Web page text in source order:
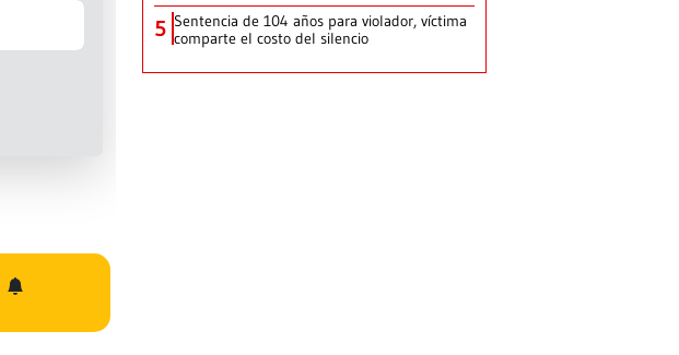
5 Sentencia de 104 años para violador, víctima
comparte el costo del silencio